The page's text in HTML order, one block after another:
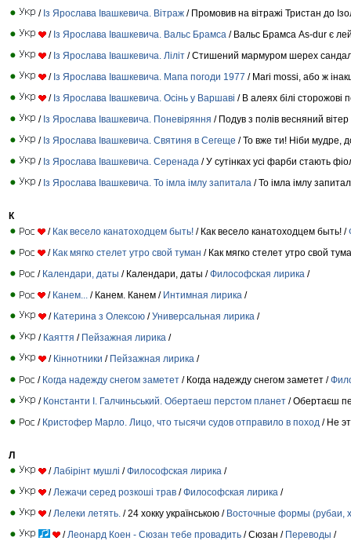
/ Із Ярослава Iвашкевича. Вiтраж / Промовив на вітражі Тристан до
/ Із Ярослава Iвашкевича. Вальс Брамса / Вальс Брамса As-dur є
/ Із Ярослава Iвашкевича. Лiлiт / Стишений мармуром шерех
/ Із Ярослава Iвашкевича. Мапа погоди 1977 / Mari mossi, або ж
/ Із Ярослава Iвашкевича. Осiнь у Варшавi / В алеях білі сторожові
/ Із Ярослава Iвашкевича. Поневiряння / Подув з полів весняний
/ Із Ярослава Iвашкевича. Святиня в Сегеще / То вже ти! Ніби мудре,
/ Із Ярослава Iвашкевича. Серенада / У сутінках усі фарби стають
/ Із Ярослава Iвашкевича. То iмла iмлу запитала / То імла імлу
К
/ Как весело канатоходцем быть! / Как весело канатоходцем быть! /
/ Как мягко стелет утро свой туман / Как мягко стелет утро свой
/ Календари, даты / Календари, даты /Философская лирика /
/ Канем... / Канем. Канем / Интимная лирика /
/ Катерина з Олексою /Универсальная лирика /
/ Каяття / Пейзажная лирика /
/ Кіннотники / Пейзажная лирика /
/ Когда надежду снегом заметет / Когда надежду снегом заметет /
/ Константи I. Галчиньський. Обертаeш перстом планет / Обертаєш
/ Кристофер Марло. Лицо, что тысячи судов отправило в поход / Не
Л
/ Лабірінт мушлі /Философская лирика /
/ Лежачи серед розкоші трав /Философская лирика /
/ Лелеки летять. / 24 хокку українською / Восточные формы (рубаи,
/ Леонард Коен - Сюзан тебе провадить / Сюзан / Переводы /